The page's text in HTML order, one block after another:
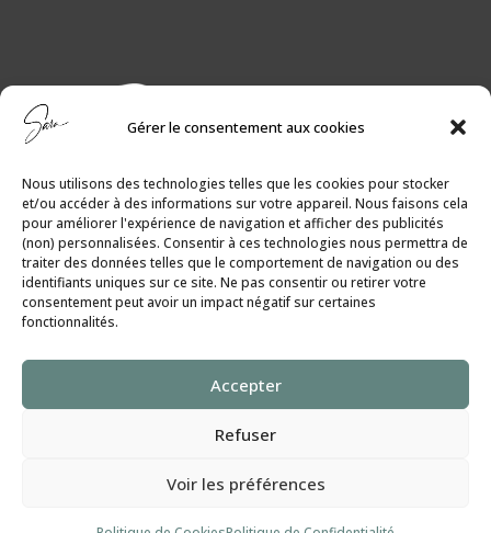
Gérer le consentement aux cookies
Nous utilisons des technologies telles que les cookies pour stocker
et/ou accéder à des informations sur votre appareil. Nous faisons cela
pour améliorer l'expérience de navigation et afficher des publicités
(non) personnalisées. Consentir à ces technologies nous permettra de
traiter des données telles que le comportement de navigation ou des
identifiants uniques sur ce site. Ne pas consentir ou retirer votre
consentement peut avoir un impact négatif sur certaines
fonctionnalités.
Accepter
Refuser
Voir les préférences
Politique de Cookies│Politique de
Confidentialité
SaraGilbert.CoachTous droits réservés ©
2024